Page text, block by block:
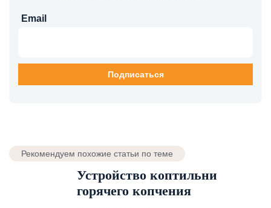
Email
Рекомендуем похожие статьи по теме
Устройство коптильни
горячего копчения